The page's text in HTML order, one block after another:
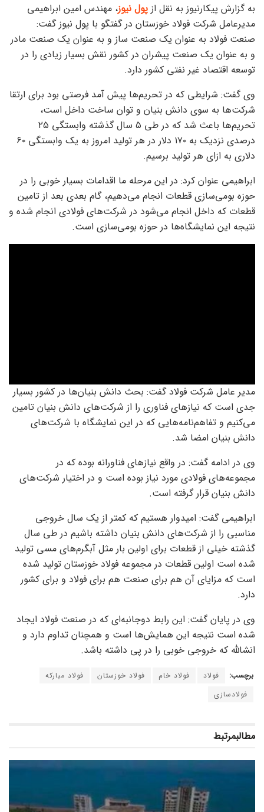
به گزارش پیکارنیوز به نقل از پول نیوز، مهندس امین ابراهیمی
مدیرعامل شرکت فولاد خوزستان در گفتگو با پول نیوز گفت:
صنعت فولاد به عنوان یک صنعت ساز و به عنوان یک صنعت مادر
و به عنوان یک صنعت پیشران در کشور نقش بسیار زیادی را در
توسعه اقتصاد غیر نفتی کشور دارد.
وی گفت: شرایطی که در تحریم‌ها پیش آمد فرصتی بود برای ارتقا
شرکت‌ها به سوی دانش بنیان و توان ساخت داخل است،
تحریم‌ها باعث شد که در طی ۵ سال گذشته وابستگی ۲۵
درصدی نزدیک به ۱۷۰ دلار در هر تولید امروز به یک وابستگی ۶۰
دلاری به ازای هر تولید برسیم.
ابراهیمی عنوان کرد: در این مرحله ما اقدامات بسیار خوبی را در
حوزه بومی‌سازی قطعات انجام می‌دهیم، گام بعدی بعد از تامین
قطعات که داخل انجام می‌شود در شرکت‌های فولادی انجام شده و
نتیجه این نمایشگاه‌ها در حوزه بومی‌سازی است.
مدیر عامل شرکت فولاد گفت: بحث دانش بنیان‌ها در کشور بسیار
جدی است که نیاز‌های فناوری را از شرکت‌های دانش بنیان تامین
می‌کنیم و تفاهم‌نامه‌هایی که در این نمایشگاه با شرکت‌های
دانش بنیان امضا شد.
وی در ادامه گفت: در واقع نیاز‌های فناورانه بوده که در
مجموعه‌های فولادی مورد نیاز بوده است و در اختیار شرکت‌های
دانش بنیان قرار گرفته است.
ابراهیمی گفت: امیدوار هستیم که کمتر از یک سال خروجی
مناسبی را از شرکت‌های دانش بنیان داشته باشیم در طی سال
گذشته خیلی از قطعات برای اولین بار مثل آبگرم‌های مسی تولید
شده است اولین قطعات در مجموعه فولاد خوزستان تولید شده
است که مزایای آن هم برای صنعت هم برای فولاد و برای کشور
دارد.
وی در پایان گفت: این رابط دوجانبه‌ای که در صنعت فولاد ایجاد
شده است نتیجه این همایش‌ها است و همچنان تداوم دارد و
انشالله که خروجی خوبی را در پی داشته باشد.
برچسب: فولاد فولاد خام فولاد خوزستان
فولاد مبارکه
فولادسازی
مطالبمرتبط